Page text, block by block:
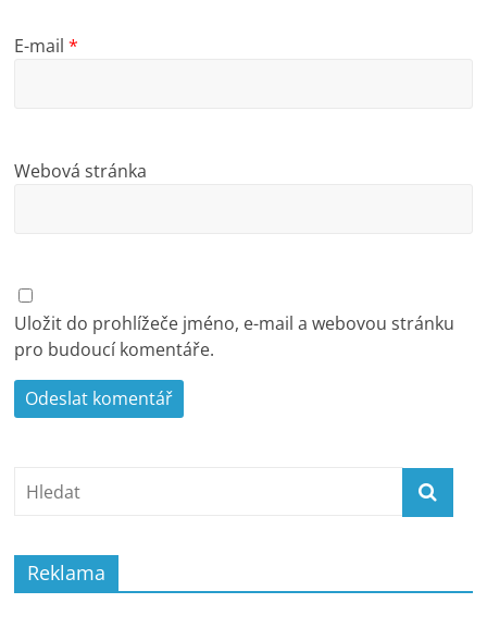
E-mail*
Webová stránka
Uložit do prohlížeče jméno, e-mail a webovou stránku
pro budoucí komentáře.
Reklama